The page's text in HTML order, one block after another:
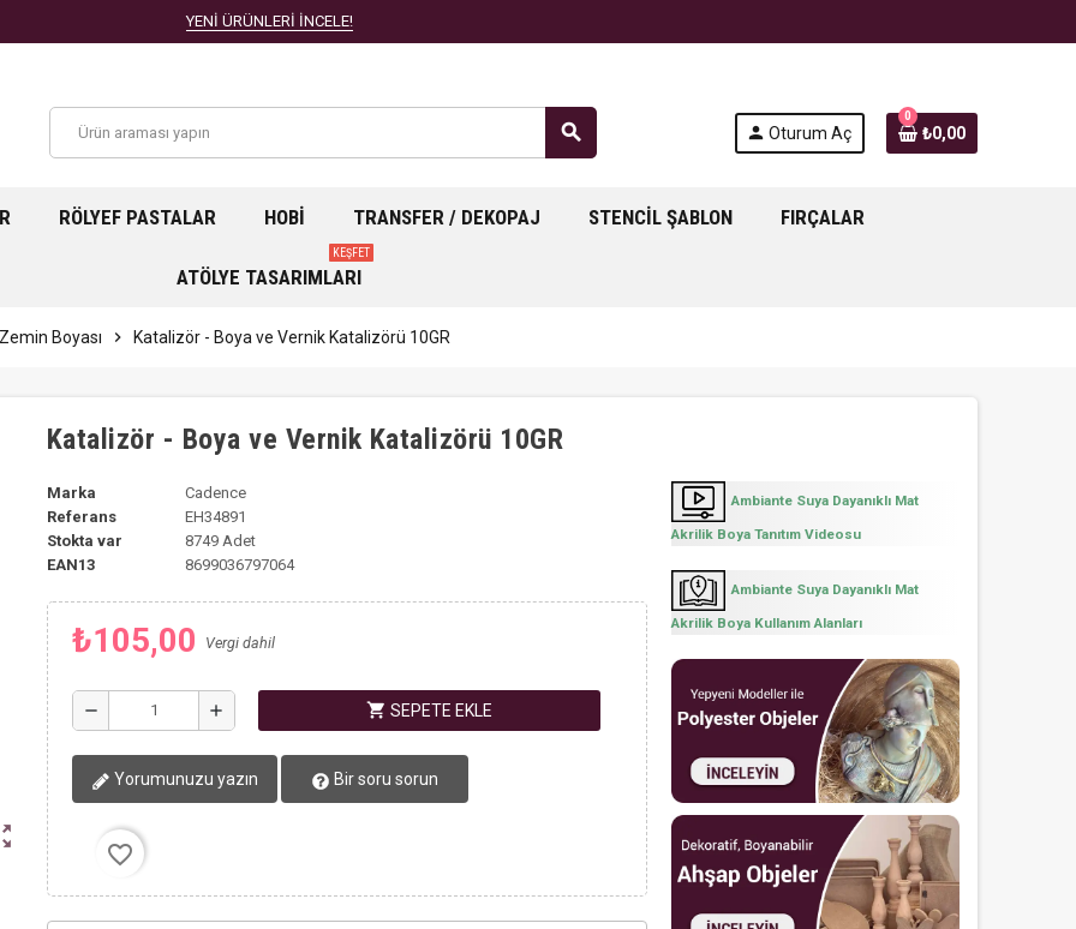
YENİ ÜRÜNLERİ İNCELE!
search person Oturum Aç
0
₺0,00
RÖLYEF PASTALAR HOBI TRANSFER / DEKOPAJ STENCIL ŞABLON FIRÇALAR
ATÖLYE TASARIMLARI
KEŞFET
Boyası chevron_right Katalizör - Boya ve Vernik Katalizörü 10GR
Katalizör - Boya ve Vernik Katalizörü 10GR
Marka
Cadence
Referans
EH34891
Stokta var
8749 Adet
EAN13
8699036797064
₺105,00 Vergi dahil
remove add shopping_cart SEPETE EKLE
Yorumunuzu yazın Bir soru sorun
favorite_border
Ambiante Suya Dayanıklı Mat
Akrilik Boya Tanıtım Videosu
Ambiante Suya Dayanıklı Mat
Akrilik Boya Kullanım Alanları